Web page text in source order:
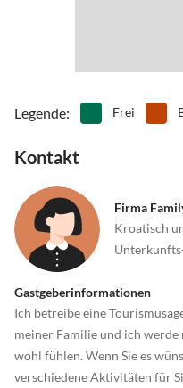
Legende: Frei
Kontakt
Firma
Kroatisch
Gastgeberinformationen
Ich betreibe eine
meiner Familie und ich werde
wohl fühlen. Wenn Sie es
verschiedene Aktivitäten für